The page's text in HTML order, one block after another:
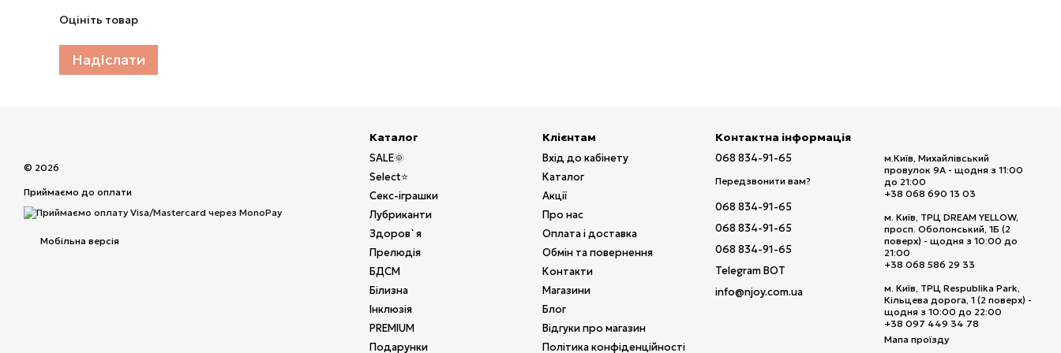
Оцініть товар
Надіслати
© 2026
Приймаємо до оплати
Мобільна версія
Каталог
SALE🌞
Select⭐
Секс-іграшки
Лубриканти
Здоров`я
Прелюдія
БДСМ
Білизна
Інклюзія
PREMIUM
Подарунки
Клієнтам
Вхід до кабінету
Каталог
Акції
Про нас
Оплата і доставка
Обмін та повернення
Контакти
Магазини
Блог
Відгуки про магазин
Політика конфіденційності
Контактна інформація
068 834-91-65
Передзвонити вам?
068 834-91-65
068 834-91-65
068 834-91-65
Telegram BOT
info@njoy.com.ua
м.Київ, Михайлівський
провулок 9А - щодня з 11:00
до 21:00
+38 068 690 13 03
м. Київ, ТРЦ DREAM YELLOW,
просп. Оболонський, 1Б (2
поверх) - щодня з 10:00 до
21:00
+38 068 586 29 33
м. Київ, ТРЦ Respublika Park,
Кільцева дорога, 1 (2 поверх) -
щодня з 10:00 до 22:00
+38 097 449 34 78
Мапа проїзду